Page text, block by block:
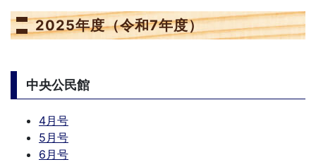
2025年度（令和7年度）
中央公民館
4月号
5月号
6月号